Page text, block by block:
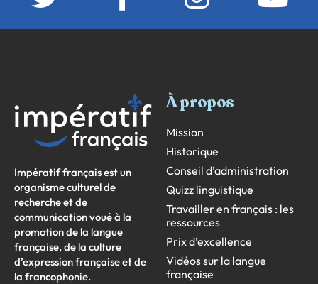
Impératif français est un
organisme culturel de
recherche et de
communication voué à la
promotion de la langue
française, de la culture
d’expression française et de
la francophonie.
À propos
Mission
Historique
Conseil d’administration
Quizz linguistique
Travailler en français : les
ressources
Prix d’excellence
Vidéos sur la langue
française